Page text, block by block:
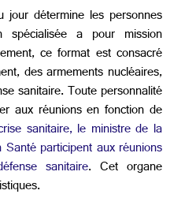
jour détermine les personnes
spécialisée a pour mission
ce format est consacré
des armements nucléaires,
sanitaire. Toute personnalité
aux réunions en fonction de
sanitaire, le ministre de la
participent aux réunions
sanitaire. Cet organe